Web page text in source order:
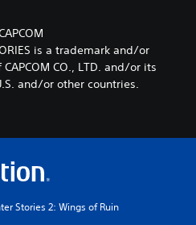
is a trademark and/or
CO., LTD. and/or its
and/or other countries.
Stories 2: Wings of Ruin